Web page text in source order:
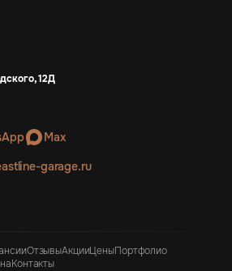
12Д
Max
garage.ru
ОтзывыАкцииЦеныПортфолио
Контакты